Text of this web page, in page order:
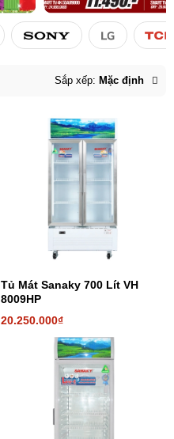
Sắp xếp: Mặc định
Tủ Mát Sanaky 700 Lít VH
8009HP
20.250.000₫